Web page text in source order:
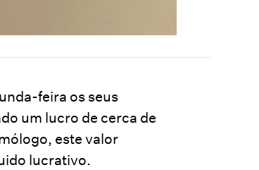
feira os seus
um lucro de cerca de
este valor
lucrativo.